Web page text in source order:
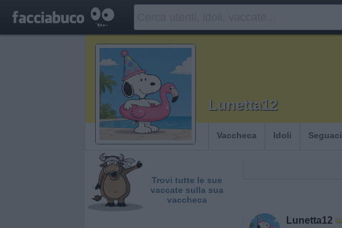
Lunetta12
Vaccheca Idoli Seguaci
Trovi tutte le sue
vaccate sulla sua
vaccheca
Lunetta12